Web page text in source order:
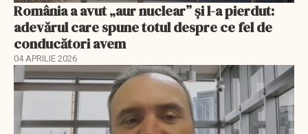
România a avut „aur nuclear” și l-a pierdut:
adevărul care spune totul despre ce fel de
conducători avem
04 APRILIE 2026